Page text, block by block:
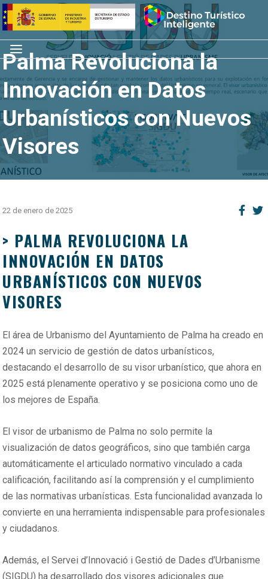
Saltar
al
contenido
Inicio
Menú
Palma Revoluciona la
Innovación en Datos
Urbanísticos con Nuevos
Visores
22 de enero de 2025
> PALMA REVOLUCIONA LA
INNOVACIÓN EN DATOS
URBANÍSTICOS CON NUEVOS
VISORES
El área de Urbanismo del Ayuntamiento de Palma ha creado en
2024 un servicio de gestión de datos urbanísticos,
destacando el desarrollo de su visor urbanístico, que ahora en
2025 está plenamente operativo y se posiciona como uno de
los mejores de España.
El visor de urbanismo de Palma no solo permite la
visualización de datos geográficos, sino que también carga
automáticamente el articulado normativo vinculado a cada
calificación, facilitando así la comprensión y el cumplimiento
de las normativas urbanísticas. Esta funcionalidad avanzada lo
convierte en una herramienta indispensable para profesionales
y ciudadanos.
Además, el Servei d’Innovació i Gestió de Dades d’Urbanisme
(SIGDU) ha desarrollado dos visores adicionales que